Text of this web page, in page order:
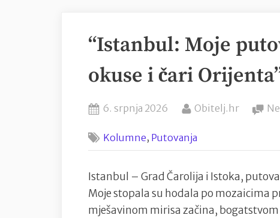
“Istanbul: Moje
okuse i čari
Posted
6. srpnja 2026 By
Obitelj.hr
Kolumne, Putovanja
Istanbul – Grad Čarolija i Istoka,
Moje stopala su hodala po mozaicima
mješavinom mirisa začina,